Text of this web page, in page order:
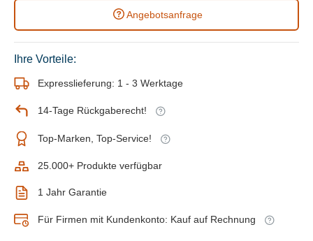
Angebotsanfrage
Ihre Vorteile:
Expresslieferung: 1 - 3 Werktage
14-Tage Rückgaberecht!
Top-Marken, Top-Service!
25.000+ Produkte verfügbar
1 Jahr Garantie
Für Firmen mit Kundenkonto: Kauf auf Rechnung